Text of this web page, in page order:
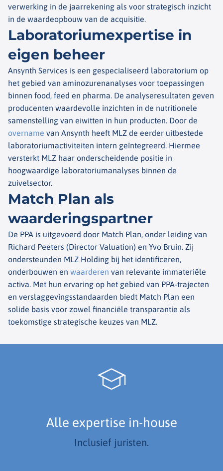
verwerking in de jaarrekening als voor strategisch inzicht
in de waardeopbouw van de acquisitie.
Laboratoriumexpertise in
eigen beheer
Ansynth Services is een gespecialiseerd laboratorium op
het gebied van aminozurenanalyses voor toepassingen
binnen food, feed en pharma. De analyseresultaten geven
producenten waardevolle inzichten in de nutritionele
samenstelling van eiwitten in hun producten. Door de
overname van Ansynth heeft MLZ de eerder uitbestede
laboratoriumactiviteiten intern geïntegreerd. Hiermee
versterkt MLZ haar onderscheidende positie in
hoogwaardige laboratoriumanalyses binnen de
zuivelsector.
Match Plan als
waarderingspartner
De PPA is uitgevoerd door Match Plan, onder leiding van
Richard Peeters (Director Valuation) en Yvo Bruin. Zij
ondersteunden MLZ Holding bij het identificeren,
onderbouwen en waarderen van relevante immateriële
activa. Met hun ervaring op het gebied van PPA-trajecten
en verslaggevingsstandaarden biedt Match Plan een
solide basis voor zowel financiële transparantie als
toekomstige strategische keuzes van MLZ.
Alle expertise in-house
Inclusief juristen.